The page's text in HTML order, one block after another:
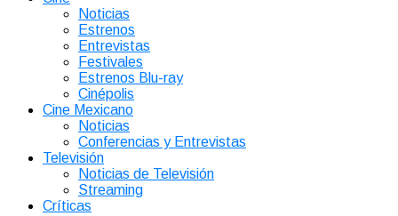
Noticias
Estrenos
Entrevistas
Festivales
Estrenos Blu-ray
Cinépolis
Cine Mexicano
Noticias
Conferencias y Entrevistas
Televisión
Noticias de Televisión
Streaming
Críticas